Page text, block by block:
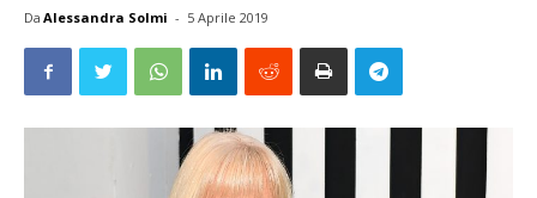
Da Alessandra Solmi - 5 Aprile 2019